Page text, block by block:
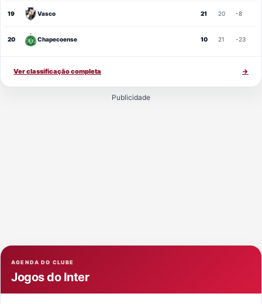
19 Vasco 21 20 -8
20 Chapecoense 10 21 -23
Ver classificação completa →
Publicidade
AGENDA DO CLUBE
Jogos do Inter